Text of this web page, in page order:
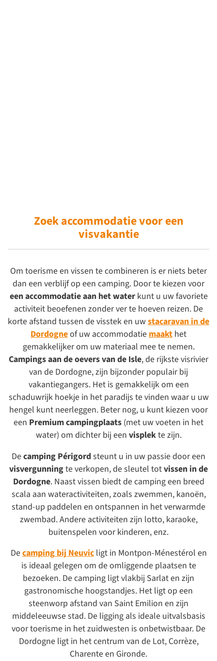
Zoek accommodatievoor een
visvakantie
Om toerisme en vissen te combineren is er niets beter
dan een verblijf op een camping. Door te kiezen voor
een accommodatie aan het waterkunt u uw favoriete
activiteit beoefenen zonder ver te hoeven reizen. De
korte afstand tussen de visstek en uwstacaravan in de
Dordogneof uw accommodatiemaakt het
gemakkelijker om uw materiaal mee te nemen.
Campings aan de oevers van de Isle, de rijkste visrivier
van de Dordogne, zijn bijzonder populair bij
vakantiegangers. Het is gemakkelijk om een
schaduwrijk hoekje in het paradijs te vinden waar u uw
hengel kunt neerleggen. Beter nog, u kunt kiezen voor
een Premium campingplaats (met uw voeten in het
water) om dichter bij een visplekte zijn.
Decamping Périgordsteunt u in uw passie door een
visvergunningte verkopen, de sleutel totvissen in de
Dordogne. Naast vissen biedt de camping een breed
scala aan wateractiviteiten, zoals zwemmen, kanoën,
stand-up paddelen en ontspannen in het verwarmde
zwembad. Andere activiteiten zijn lotto, karaoke,
buitenspelen voor kinderen, enz.
Decamping bij Neuvicligt in Montpon-Ménestérol en
is ideaal gelegen om de omliggende plaatsen te
bezoeken. De camping ligt vlakbij Sarlat en zijn
gastronomische hoogstandjes. Het ligt op een
steenworp afstand van Saint Emilion en zijn
middeleeuwse stad. De ligging als ideale uitvalsbasis
voor toerisme in het zuidwesten is onbetwistbaar. De
Dordogne ligt in het centrum van de Lot, Corrèze,
Charente en Gironde.